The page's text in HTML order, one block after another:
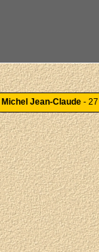
Michel Jean-Claude -